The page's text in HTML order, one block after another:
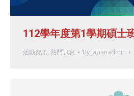
112學年度第1學期碩士
活動資訊, 熱門訊息 By japanadmin